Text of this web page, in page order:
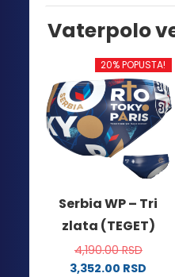
Vaterpolo
20% POPUSTA!
Serbia WP – Tri
zlata (TEGET)
4,190.00RSD
3,352.00 RSD